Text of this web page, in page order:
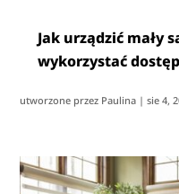
Jak urządzić mały
wykorzystać
utworzone przez Paulina |sie 4,